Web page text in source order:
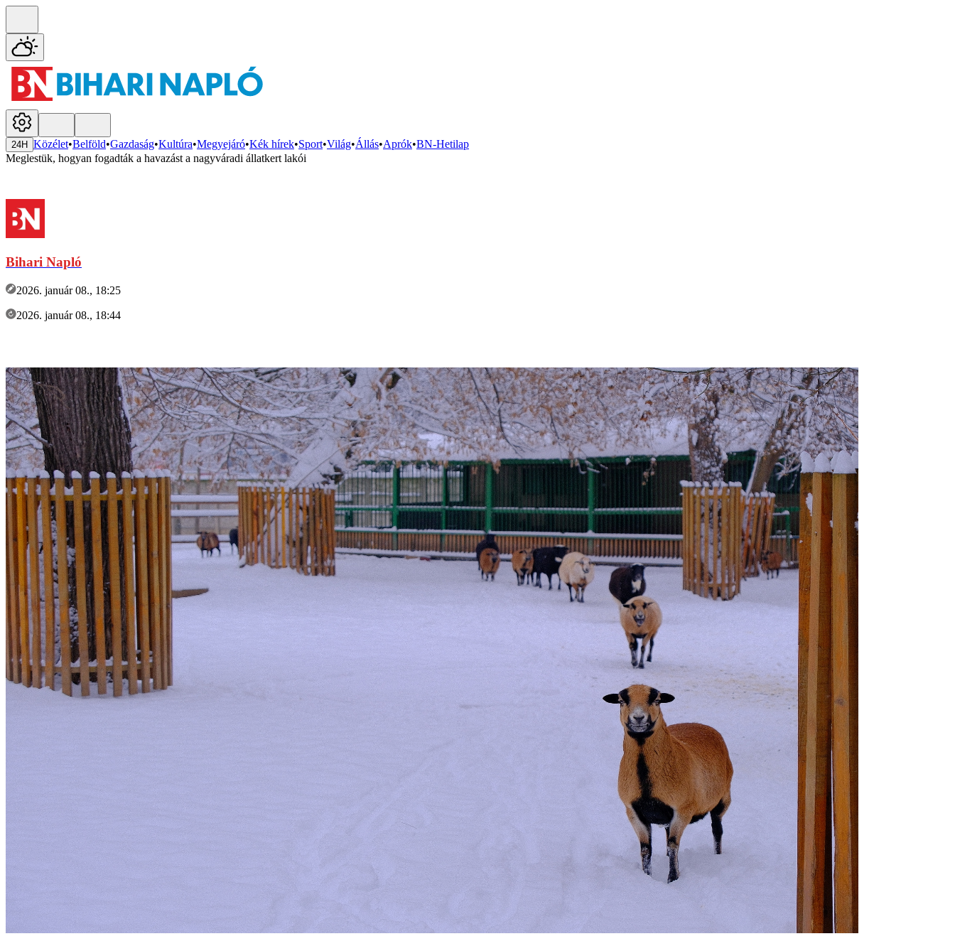
24H Közélet•Belföld•Gazdaság•Kultúra•Megyejáró•Kék hírek•Sport•Világ•Állás•Aprók•BN-Hetilap
Meglestük, hogyan fogadták a havazást a nagyváradi állatkert lakói
Bihari Napló
2026. január 08., 18:25
2026. január 08., 18:44